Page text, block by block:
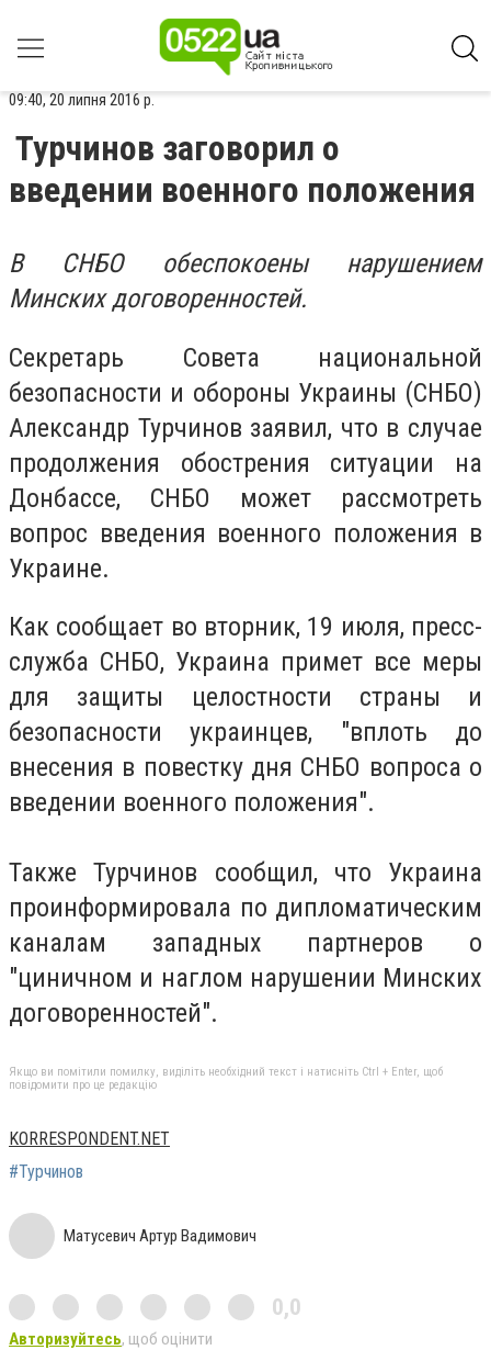
09:40, 20 липня 2016 р.
Турчинов заговорил о
введении военного положения
В СНБО обеспокоены нарушением
Минских договоренностей.
Cекретарь Совета национальной
безопасности и обороны Украины (СНБО)
Александр Турчинов заявил, что в случае
продолжения обострения ситуации на
Донбассе, СНБО может рассмотреть
вопрос введения военного положения в
Украине.
Как сообщает во вторник, 19 июля, пресс-
служба СНБО, Украина примет все меры
для защиты целостности страны и
безопасности украинцев, "вплоть до
внесения в повестку дня СНБО вопроса о
введении военного положения".
Также Турчинов сообщил, что Украина
проинформировала по дипломатическим
каналам западных партнеров о
"циничном и наглом нарушении Минских
договоренностей".
Якщо ви помітили помилку, виділіть необхідний текст і натисніть Ctrl + Enter, щоб
повідомити про це редакцію
KORRESPONDENT.NET
#Турчинов
Матусевич Артур Вадимович
0,0
Авторизуйтесь, щоб оцінити